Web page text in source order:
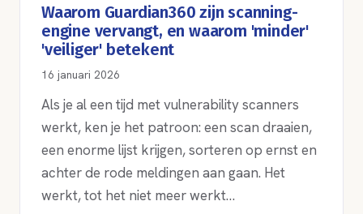
Waarom Guardian360 zijn scanning-
engine vervangt, en waarom 'minder'
'veiliger' betekent
16 januari 2026
Als je al een tijd met vulnerability scanners
werkt, ken je het patroon: een scan draaien,
een enorme lijst krijgen, sorteren op ernst en
achter de rode meldingen aan gaan. Het
werkt, tot het niet meer werkt…